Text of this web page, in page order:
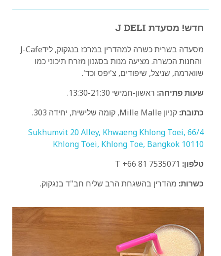
חדש! מסעדת J DELI
מסעדה בשרית כשרה למהדרין במרכז בנגקוק, לידJ-Cafe
והחנות הכשרה. מציעה מנות בסגנון מזרח תיכוני כמו
שווארמה, שניצל, שיפודים, צ'יפס וכד'.
שעות פתיחה: ראשון-חמישי 13:30-21:30.
כתובת: קניון Mille Malle, קומה שלישית, יחידה 303.
66/4 Sukhumvit 20 Alley, Khwaeng Khlong Toei,
Khlong Toei, Khlong Toe, Bangkok 10110
טלפון:
כשרות: מהדרין בהשגחת הרב שליח חב"ד בנגקוק.